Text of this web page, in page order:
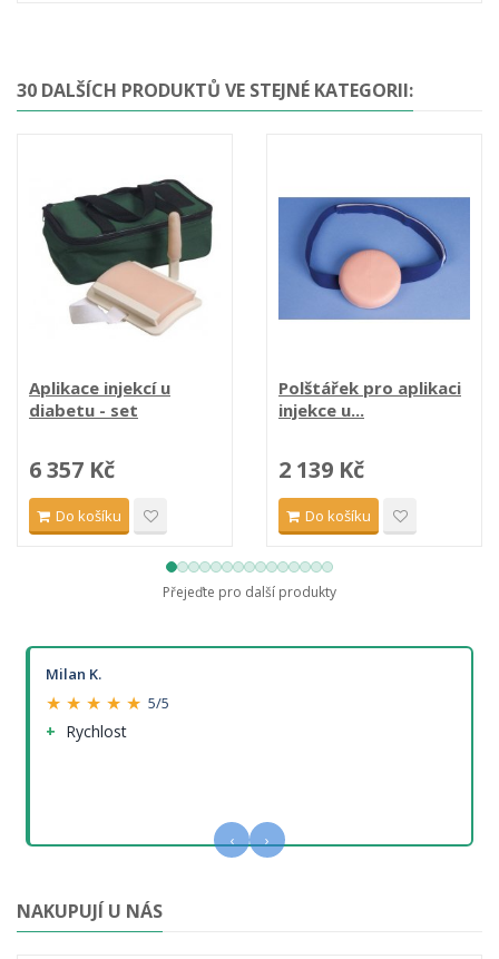
30 DALŠÍCH PRODUKTŮ VE STEJNÉ KATEGORII:
Aplikace injekcí u
diabetu - set
6 357 Kč
Do košíku
Polštářek pro aplikaci
injekce u...
2 139 Kč
Do košíku
Přejeďte pro další produkty
Milan K.
★ ★ ★ ★ ★ 5/5
Rychlost
‹ ›
NAKUPUJÍ U NÁS